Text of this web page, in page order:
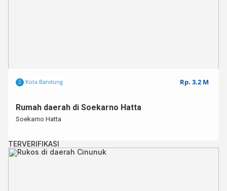
Kota Bandung Rp. 3.2 M
Rumah daerah di Soekarno Hatta
Soekarno Hatta
TERVERIFIKASI